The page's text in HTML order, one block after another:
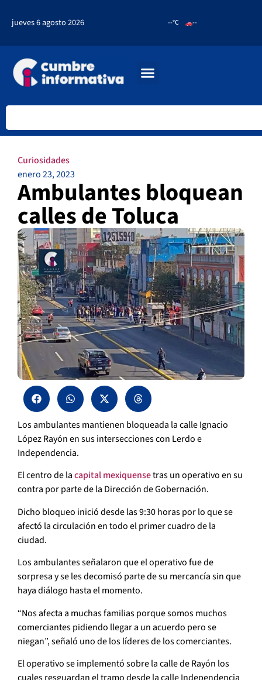
jueves 6 agosto 2026 --°C --
Curiosidades
enero 23, 2023
Ambulantes bloquean
calles de Toluca
Los ambulantes mantienen bloqueada la calle Ignacio
López Rayón en sus intersecciones con Lerdo e
Independencia.
El centro de lacapital mexiquensetras un operativo en su
contra por parte de la Dirección de Gobernación.
Dicho bloqueo inició desde las 9:30 horas por lo que se
afectó la circulación en todo el primer cuadro de la
ciudad.
Los ambulantes señalaron que el operativo fue de
sorpresa y se les decomisó parte de su mercancía sin que
haya diálogo hasta el momento.
“Nos afecta a muchas familias porque somos muchos
comerciantes pidiendo llegar a un acuerdo pero se
niegan”, señaló uno de los líderes de los comerciantes.
El operativo se implementó sobre la calle de Rayón los